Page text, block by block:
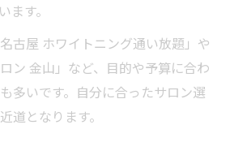
ます。
古屋 ホワイトニング通い放題」や
ン 金山」など、目的や予算に合わ
多いです。自分に合ったサロン選
道となります。